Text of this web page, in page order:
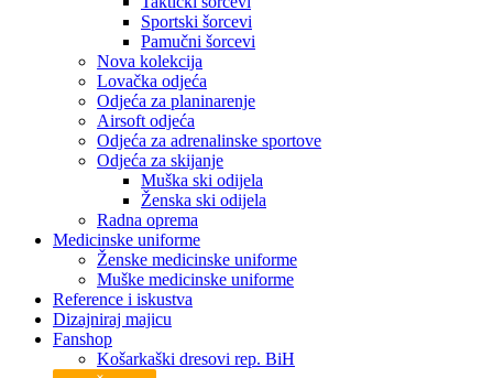
Sportski šorcevi
Pamučni šorcevi
Nova kolekcija
Lovačka odjeća
Odjeća za planinarenje
Airsoft odjeća
Odjeća za adrenalinske sportove
Odjeća za skijanje
Muška ski odijela
Ženska ski odijela
Radna oprema
Medicinske uniforme
Ženske medicinske uniforme
Muške medicinske uniforme
Reference i iskustva
Dizajniraj majicu
Fanshop
Košarkaški dresovi rep. BiH